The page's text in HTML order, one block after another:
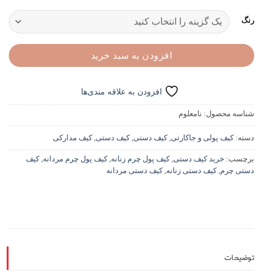
رنگ
افزودن به سبد خرید
افزودن به علاقه مندی‌ها
شناسه محصول: نامعلوم
دسته: کیف پولی و جاکارتی, کیف دستی, کیف دستی, کیف مدارکی
برچسب: خرید کیف دستی, کیف پول چرم زنانه, کیف پول چرم مردانه, کیف
دستی چرم, کیف دستی زنانه, کیف دستی مردانه
توضیحات